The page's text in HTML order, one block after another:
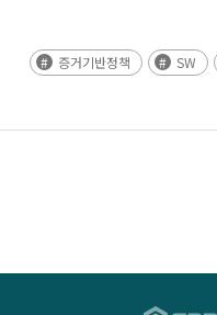
증거기반정책 SW